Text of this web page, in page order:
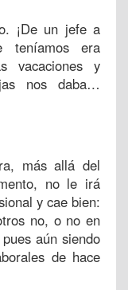
¡De un jefe a
teníamos era
vacaciones y
nos daba…
más allá del
no le irá
y cae bien:
no, o no en
aún siendo
de hace